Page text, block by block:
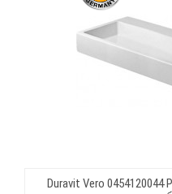
Duravit Vero 0454120044